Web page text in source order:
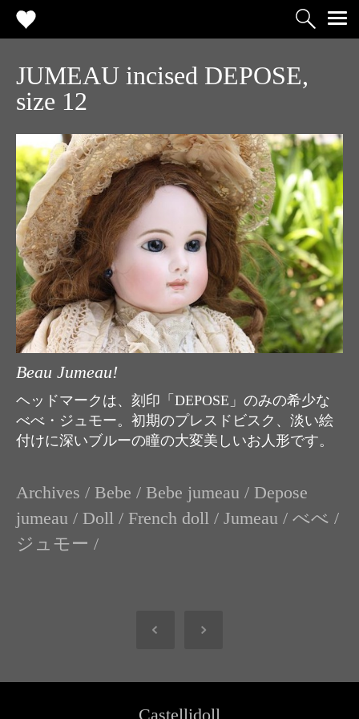
JUMEAU incised DEPOSE,
size 12
Beau Jumeau!
ヘッドマークは、刻印「DEPOSE」のみの希少な
べべ・ジュモー。初期のプレスドビスク、淡い絵
付けに深いブルーの瞳の大変美しいお人形です。
Archives / Bebe / Bebe jumeau / Depose
jumeau / Doll / French doll / Jumeau / べべ /
ジュモー /
Castellidoll